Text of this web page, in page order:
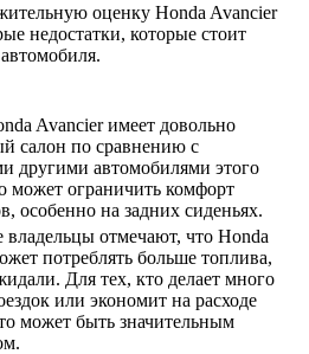
оценку Honda Avancier
недостатки, которые стоит
Avancier имеет довольно
салон по сравнению с
другими автомобилями этого
может ограничить комфорт
особенно на задних сиденьях.
владельцы отмечают, что Honda
потреблять больше топлива,
Для тех, кто делает много
или экономит на расходе
может быть значительным